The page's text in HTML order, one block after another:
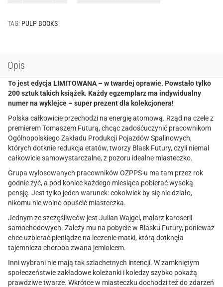
limitowana
TAG: PULP BOOKS
Opis
To jest edycja LIMITOWANA – w twardej oprawie. Powstało tylko
200 sztuk takich książek. Każdy egzemplarz ma indywidualny
numer na wyklejce – super prezent dla kolekcjonera!
Polska całkowicie przechodzi na energię atomową. Rząd na czele z
premierem Tomaszem Futurą, chcąc zadośćuczynić pracownikom
Ogólnopolskiego Zakładu Produkcji Pojazdów Spalinowych,
których dotknie redukcja etatów, tworzy Blask Futury, czyli niemal
całkowicie samowystarczalne, z pozoru idealne miasteczko.
Grupa wylosowanych pracowników OZPPS-u ma tam przez rok
godnie żyć, a pod koniec każdego miesiąca pobierać wysoką
pensję. Jest tylko jeden warunek: cokolwiek by się nie działo,
nikomu nie wolno opuścić miasteczka.
Jednym ze szczęśliwców jest Julian Wajgel, malarz karoserii
samochodowych. Zależy mu na pobycie w Blasku Futury, ponieważ
chce uzbierać pieniądze na leczenie matki, którą dotknęła
tajemnicza choroba zwana jemiolcem.
Inni wybrani nie mają tak szlachetnych intencji. W zamkniętym
społeczeństwie zakładowe koleżanki i koledzy szybko pokażą
prawdziwe twarze. Wkrótce w miasteczku dochodzi też do zdarzeń